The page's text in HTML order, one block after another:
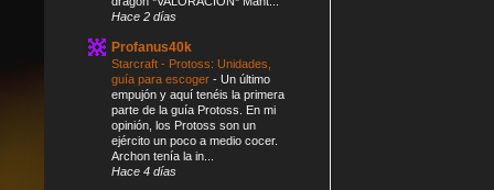
Hace 2 días
Profanus40k
Starcraft - Protoss: Unidades,
guía para escoger - Un último
empujón y aquí tenéis la primera
parte de la guía Protoss. En mi
opinión, los Protoss son un
ejército un poco a medio cocer.
Archon tenía la in...
Hace 4 días